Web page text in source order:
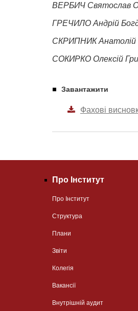
ВЕРБИЧ Святослав
ГРЕЧИЛО Андрій
СКРИПНИК Анатолій
СОКИРКО Олексій
Завантажити
Фахові
Про Інститут
Про Інститут
Структура
Плани
Звіти
Колегія
Вакансії
Внутрішній аудит